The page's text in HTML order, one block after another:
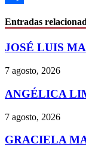
Entradas
JOSÉ LUIS
7 agosto, 2026
ANGÉLICA
7 agosto, 2026
GRACIELA